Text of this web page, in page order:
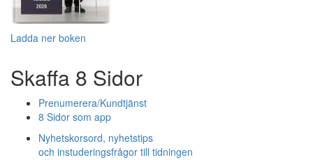
Ladda ner boken
Skaffa 8 Sidor
Prenumerera/Kundtjänst
8 Sidor som app
Nyhetskorsord, nyhetstips
och instuderingsfrågor till tidningen